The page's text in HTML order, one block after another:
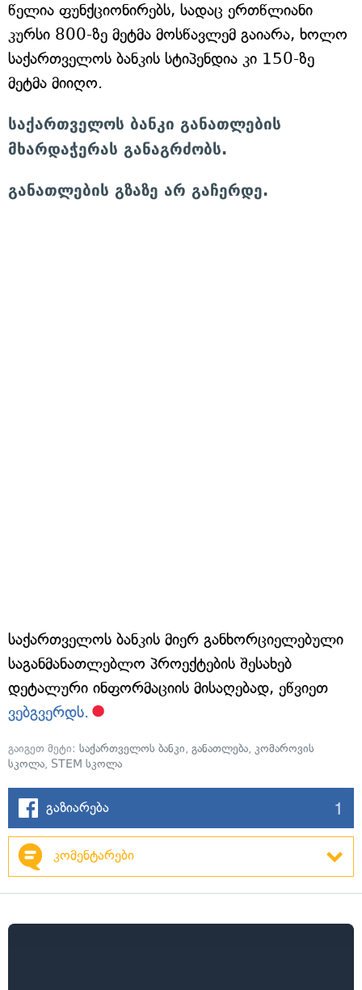
წელია ფუნქციონირებს, სადაც ერთწლიანი
კურსი 800-ზე მეტმა მოსწავლემ გაიარა, ხოლო
საქართველოს ბანკის სტიპენდია კი 150-ზე
მეტმა მიიღო.
საქართველოს ბანკი განათლების
მხარდაჭერას განაგრძობს.
განათლების გზაზე არ გაჩერდე.
საქართველოს ბანკის მიერ განხორციელებული
საგანმანათლებლო პროექტების შესახებ
დეტალური ინფორმაციის მისაღებად, ეწვიეთ
ვებგვერდს.
გაიგეთ მეტი: საქართველოს ბანკი, განათლება, კომაროვის
სკოლა, STEM სკოლა
გაზიარება 1
კომენტარები